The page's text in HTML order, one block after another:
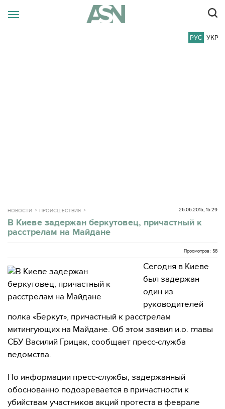
РУС УКР
НОВОСТИ ПРОИСШЕСТВИЯ 26.06.2015, 15:29
В Киеве задержан беркутовец, причастный к
расстрелам на Майдане
Просмотров: 58
Сегодня в Киеве
был задержан
один из
руководителей
полка «Беркут», причастный к расстрелам
митингующих на Майдане. Об этом заявил и.о. главы
СБУ Василий Грицак, сообщает пресс-служба
ведомства.
По информации пресс-службы, задержанный
обоснованно подозревается в причастности к
убийствам участников акций протеста в феврале